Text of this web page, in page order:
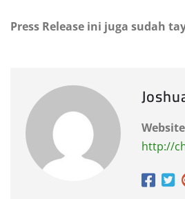
Press Release ini juga sudah
http://